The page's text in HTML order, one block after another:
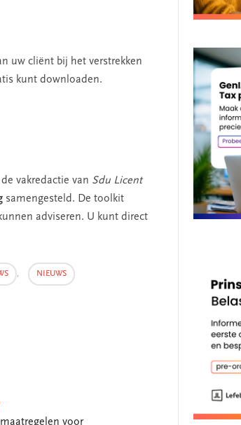
uw cliënt bij het verstrekken
kunt downloaden.
vakredactie van Sdu Licent
samengesteld. De toolkit
adviseren. U kunt direct
, NIEUWS
voor